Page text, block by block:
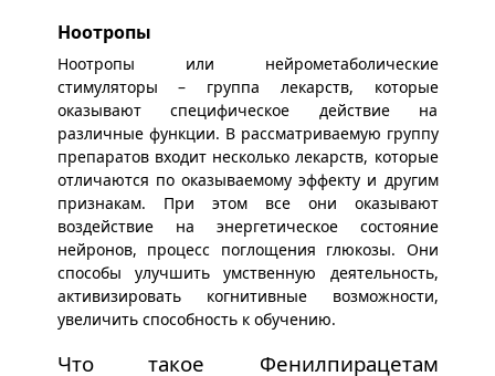
Ноотропы
Ноотропы или нейрометаболические
стимуляторы – группа лекарств, которые
оказывают специфическое действие на
различные функции. В рассматриваемую группу
препаратов входит несколько лекарств, которые
отличаются по оказываемому эффекту и другим
признакам. При этом все они оказывают
воздействие на энергетическое состояние
нейронов, процесс поглощения глюкозы. Они
способы улучшить умственную деятельность,
активизировать когнитивные возможности,
увеличить способность к обучению.
Что такое Фенилпирацетам